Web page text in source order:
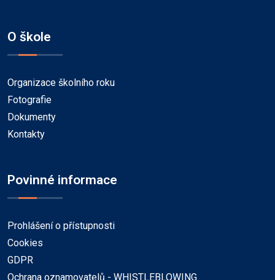
O škole
Organizace školního roku
Fotografie
Dokumenty
Kontakty
Povinné informace
Prohlášení o přístupnosti
Cookies
GDPR
Ochrana oznamovatelů - WHISTLEBLOWING